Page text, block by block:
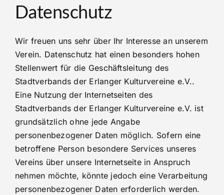
Datenschutz
Wir freuen uns sehr über Ihr Interesse an unserem
Verein. Datenschutz hat einen besonders hohen
Stellenwert für die Geschäftsleitung des
Stadtverbands der Erlanger Kulturvereine e.V..
Eine Nutzung der Internetseiten des
Stadtverbands der Erlanger Kulturvereine e.V. ist
grundsätzlich ohne jede Angabe
personenbezogener Daten möglich. Sofern eine
betroffene Person besondere Services unseres
Vereins über unsere Internetseite in Anspruch
nehmen möchte, könnte jedoch eine Verarbeitung
personenbezogener Daten erforderlich werden.